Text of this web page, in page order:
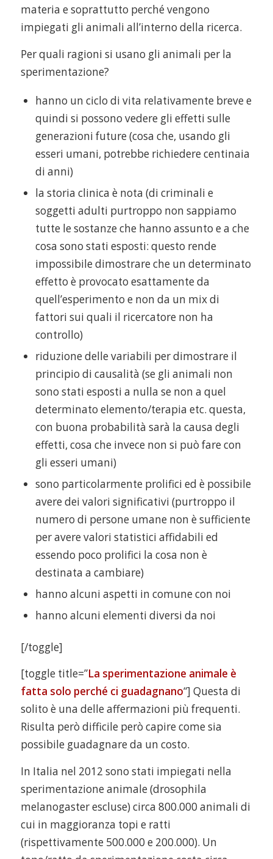
materia e soprattutto perché vengono
impiegati gli animali all’interno della ricerca.
Per quali ragioni si usano gli animali per la
sperimentazione?
hanno un ciclo di vita relativamente breve e
quindi si possono vedere gli effetti sulle
generazioni future (cosa che, usando gli
esseri umani, potrebbe richiedere centinaia
di anni)
la storia clinica è nota (di criminali e
soggetti adulti purtroppo non sappiamo
tutte le sostanze che hanno assunto e a che
cosa sono stati esposti: questo rende
impossibile dimostrare che un determinato
effetto è provocato esattamente da
quell’esperimento e non da un mix di
fattori sui quali il ricercatore non ha
controllo)
riduzione delle variabili per dimostrare il
principio di causalità (se gli animali non
sono stati esposti a nulla se non a quel
determinato elemento/terapia etc. questa,
con buona probabilità sarà la causa degli
effetti, cosa che invece non si può fare con
gli esseri umani)
sono particolarmente prolifici ed è possibile
avere dei valori significativi (purtroppo il
numero di persone umane non è sufficiente
per avere valori statistici affidabili ed
essendo poco prolifici la cosa non è
destinata a cambiare)
hanno alcuni aspetti in comune con noi
hanno alcuni elementi diversi da noi
[/toggle]
[toggle title=”La sperimentazione animale è
fatta solo perché ci guadagnano“] Questa di
solito è una delle affermazioni più frequenti.
Risulta però difficile però capire come sia
possibile guadagnare da un costo.
In Italia nel 2012 sono stati impiegati nella
sperimentazione animale (drosophila
melanogaster escluse) circa 800.000 animali di
cui in maggioranza topi e ratti
(rispettivamente 500.000 e 200.000). Un